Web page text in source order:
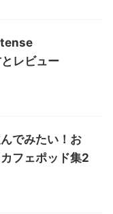
レビュー
でみたい！お
フェポッド集2